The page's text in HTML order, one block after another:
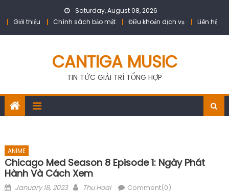
Saturday, August 08, 2026
Giới thiệu
Chính sách bảo mật Điều khoản dịch vụ Liên hệ
CANTIGA MUSIC
TIN TỨC GIẢI TRÍ TỔNG HỢP
ANIME
Chicago Med Season 8 Episode 1: Ngày Phát
Hành Và Cách Xem
Posted
January 18, 2023 Author
Thu Hoai Comment(0)